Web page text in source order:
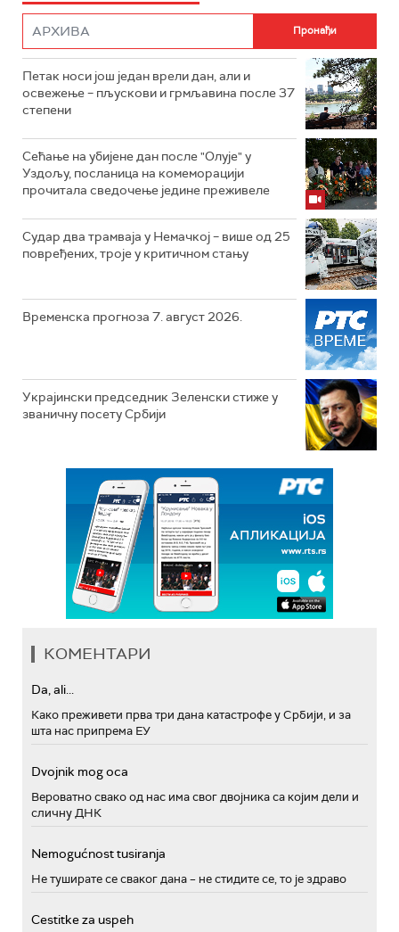
Петак носи још један врели дан, али и
освежење – пљускови и грмљавина после 37
степени
Сећање на убијене дан после "Олује" у
Уздољу, посланица на комеморацији
прочитала сведочење једине преживеле
Судар два трамваја у Немачкој – више од 25
повређених, троје у критичном стању
Временска прогноза 7. август 2026.
Украјински председник Зеленски стиже у
званичну посету Србији
КОМЕНТАРИ
Da, ali...
Како преживети прва три дана катастрофе у Србији, и за
шта нас припрема ЕУ
Dvojnik mog oca
Вероватно свако од нас има свог двојника са којим дели и
сличну ДНК
Nemogućnost tusiranja
Не туширате се сваког дана – не стидите се, то је здраво
Cestitke za uspeh